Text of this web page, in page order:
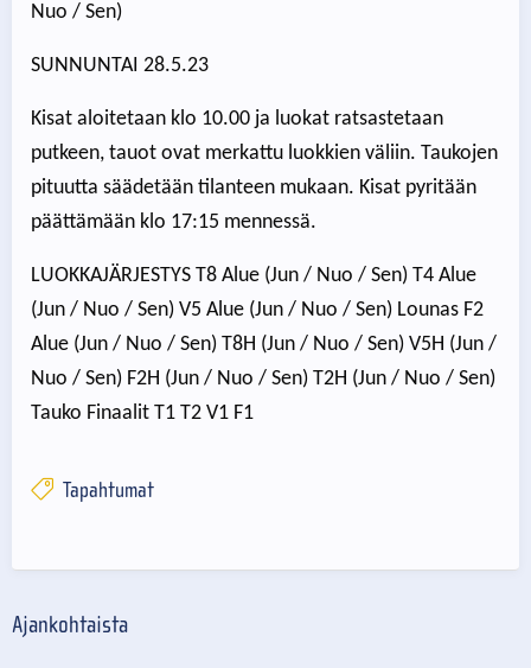
Nuo / Sen)
SUNNUNTAI 28.5.23
Kisat aloitetaan klo 10.00 ja luokat ratsastetaan
putkeen, tauot ovat merkattu luokkien väliin. Taukojen
pituutta säädetään tilanteen mukaan. Kisat pyritään
päättämään klo 17:15 mennessä.
LUOKKAJÄRJESTYS T8 Alue (Jun / Nuo / Sen) T4 Alue
(Jun / Nuo / Sen) V5 Alue (Jun / Nuo / Sen) Lounas F2
Alue (Jun / Nuo / Sen) T8H (Jun / Nuo / Sen) V5H (Jun /
Nuo / Sen) F2H (Jun / Nuo / Sen) T2H (Jun / Nuo / Sen)
Tauko Finaalit T1 T2 V1 F1
Tapahtumat
Ajankohtaista